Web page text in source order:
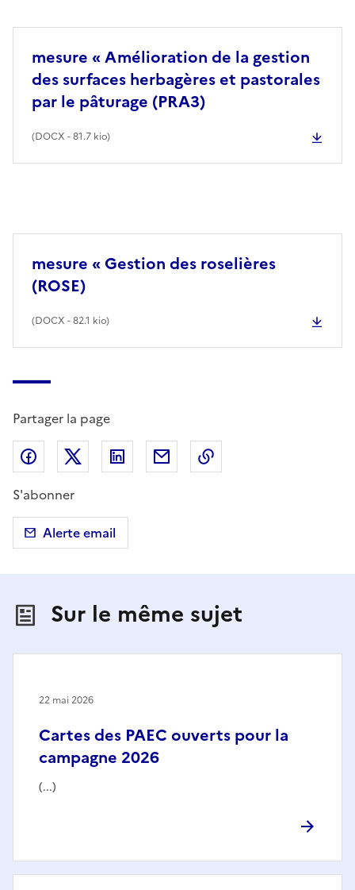
mesure « Amélioration de la gestion
des surfaces herbagères et pastorales
par le pâturage (PRA3)
(DOCX - 81.7 kio)
mesure « Gestion des roselières
(ROSE)
(DOCX - 82.1 kio)
Partager la page
Partager sur Facebook
Partager sur X (anciennement Twitter)
Partager sur LinkedIn
Partager par email
S'abonner
Alerte email
Sur le même sujet
Cartes des PAEC ouverts pour la
campagne 2026
(...)
22 mai 2026